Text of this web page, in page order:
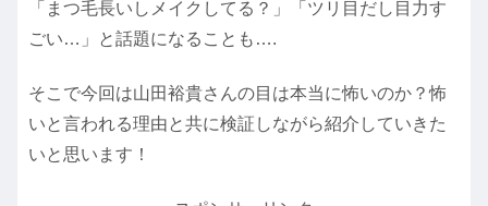
「まつ毛長いしメイクしてる？」「ツリ目だし目力す
ごい…」と話題になることも….
そこで今回は山田裕貴さんの目は本当に怖いのか？怖
いと言われる理由と共に検証しながら紹介していきた
いと思います！